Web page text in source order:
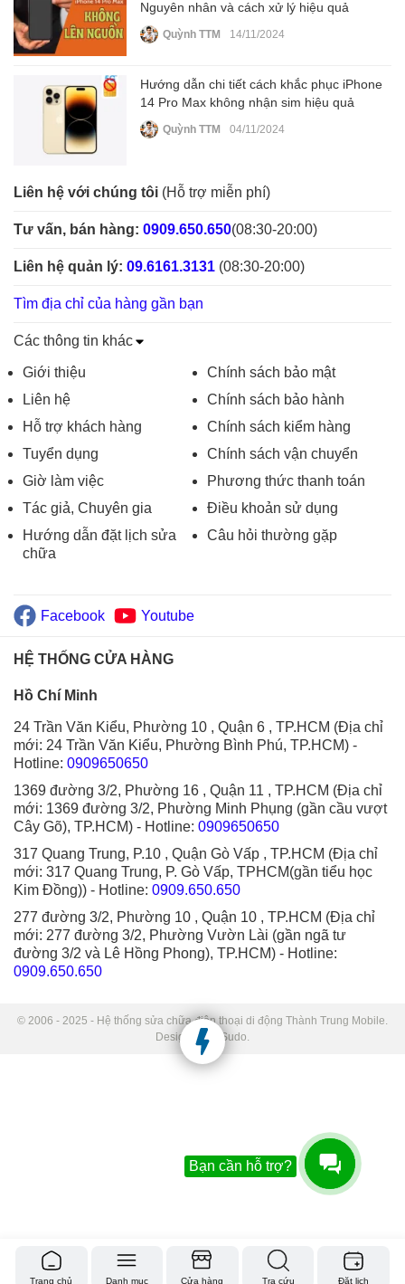
Nguyên nhân và cách xử lý hiệu quả
Quỳnh TTM 14/11/2024
Hướng dẫn chi tiết cách khắc phục iPhone
14 Pro Max không nhận sim hiệu quả
Quỳnh TTM 04/11/2024
Liên hệ với chúng tôi (Hỗ trợ miễn phí)
Tư vấn, bán hàng: 0909.650.650(08:30-20:00)
Liên hệ quản lý: 09.6161.3131 (08:30-20:00)
Tìm địa chỉ của hàng gần bạn
Các thông tin khác
Giới thiệu
Liên hệ
Hỗ trợ khách hàng
Tuyển dụng
Giờ làm việc
Tác giả, Chuyên gia
Hướng dẫn đặt lịch sửa
chữa
Chính sách bảo mật
Chính sách bảo hành
Chính sách kiểm hàng
Chính sách vận chuyển
Phương thức thanh toán
Điều khoản sử dụng
Câu hỏi thường gặp
Facebook Youtube
HỆ THỐNG CỬA HÀNG
Hồ Chí Minh
24 Trần Văn Kiểu, Phường 10 , Quận 6 , TP.HCM (Địa chỉ
mới: 24 Trần Văn Kiểu, Phường Bình Phú, TP.HCM) -
Hotline: 0909650650
1369 đường 3/2, Phường 16 , Quận 11 , TP.HCM (Địa chỉ
mới: 1369 đường 3/2, Phường Minh Phụng (gần cầu vượt
Cây Gõ), TP.HCM) - Hotline: 0909650650
317 Quang Trung, P.10 , Quận Gò Vấp , TP.HCM (Địa chỉ
mới: 317 Quang Trung, P. Gò Vấp, TPHCM(gần tiểu học
Kim Đồng)) - Hotline: 0909.650.650
277 đường 3/2, Phường 10 , Quận 10 , TP.HCM (Địa chỉ
mới: 277 đường 3/2, Phường Vườn Lài (gần ngã tư
đường 3/2 và Lê Hồng Phong), TP.HCM) - Hotline:
0909.650.650
© 2006 - 2025 - Hệ thống sửa chữa điện thoại di động Thành Trung Mobile.
Designed by Sudo.
Trang chủ Danh mục Cửa hàng Tra cứu Đặt lịch
Bạn cần hỗ trợ?